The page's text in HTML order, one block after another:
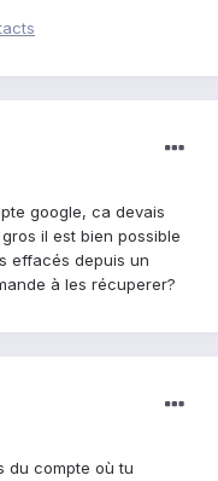
google, ca devais
il est bien possible
effacés depuis un
à les récuperer?
du compte où tu